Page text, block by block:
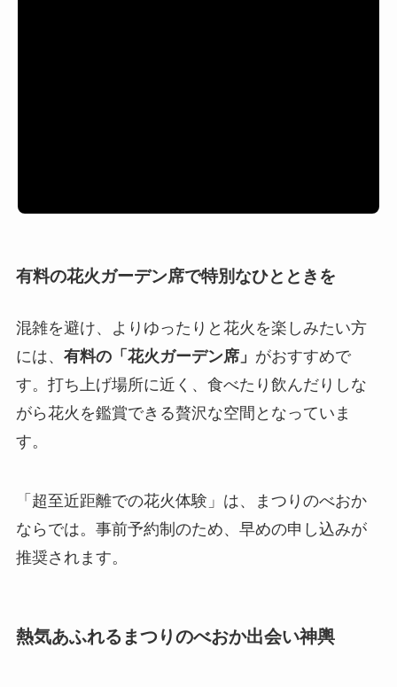
有料の花火ガーデン席で特別なひとときを
混雑を避け、よりゆったりと花火を楽しみたい方
には、 有料の「花火ガーデン席」 がおすすめで
す。打ち上げ場所に近く、食べたり飲んだりしな
がら花火を鑑賞できる贅沢な空間となっていま
す。
「超至近距離での花火体験」は、まつりのべおか
ならでは。事前予約制のため、早めの申し込みが
推奨されます。
熱気あふれるまつりのべおか出会い神輿